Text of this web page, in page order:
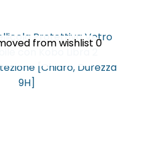
from wishlist 0
from wishlist 0